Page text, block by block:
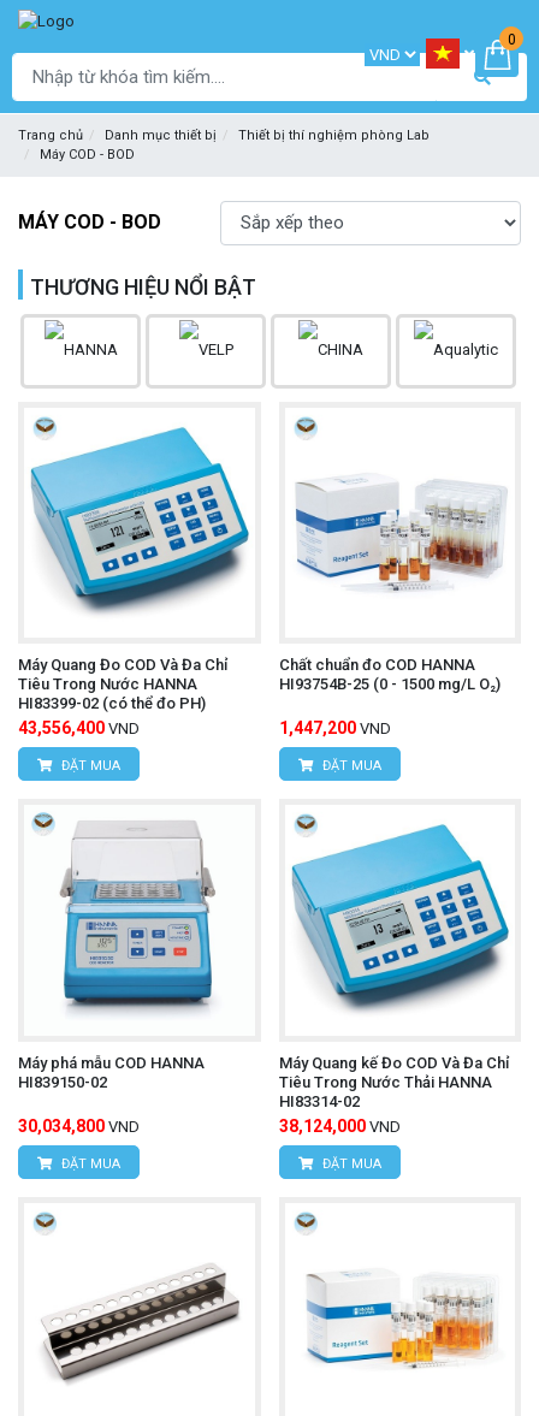
0
Trang chủ Danh mục thiết bị
Thiết bị thí nghiệm phòng Lab
Máy COD - BOD
MÁY COD - BOD
THƯƠNG HIỆU NỔI BẬT
Máy Quang Đo COD Và Đa Chỉ
Tiêu Trong Nước HANNA
HI83399-02 (có thể đo PH)
43,556,400 VND
ĐẶT MUA
Chất chuẩn đo COD HANNA
HI93754B-25 (0 - 1500 mg/L O₂)
1,447,200 VND
ĐẶT MUA
Máy phá mẫu COD HANNA
HI839150-02
30,034,800 VND
ĐẶT MUA
Máy Quang kế Đo COD Và Đa Chỉ
Tiêu Trong Nước Thải HANNA
HI83314-02
38,124,000 VND
ĐẶT MUA